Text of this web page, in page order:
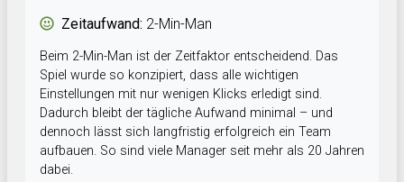
Zeitaufwand: 2-Min-Man
Beim 2-Min-Man ist der Zeitfaktor entscheidend. Das
Spiel wurde so konzipiert, dass alle wichtigen
Einstellungen mit nur wenigen Klicks erledigt sind.
Dadurch bleibt der tägliche Aufwand minimal – und
dennoch lässt sich langfristig erfolgreich ein Team
aufbauen. So sind viele Manager seit mehr als 20 Jahren
dabei.